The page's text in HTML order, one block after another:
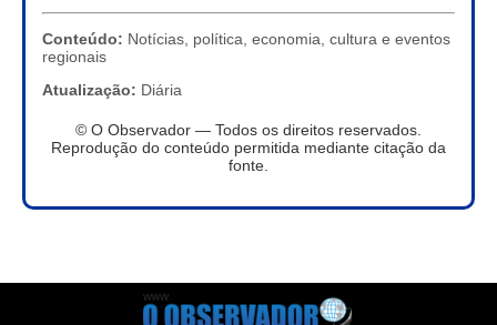
Conteúdo: Notícias, política, economia, cultura e eventos
regionais
Atualização: Diária
© O Observador — Todos os direitos reservados.
Reprodução do conteúdo permitida mediante citação da
fonte.